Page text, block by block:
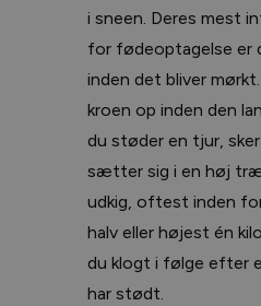
i sneen. Deres mest
for fødeoptagelse er
inden det bliver
kroen op inden den
du støder en tjur,
sætter sig i en høj
udkig, oftest inden
halv eller højest én
du klogt i følge efter
har stødt.